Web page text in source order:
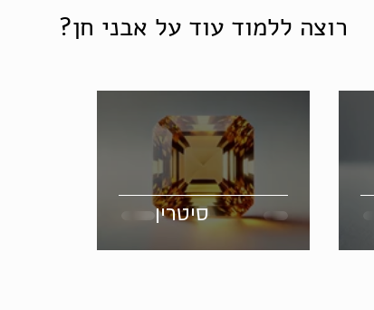
רוצה ללמוד עוד על אבני חן?
סיטרין